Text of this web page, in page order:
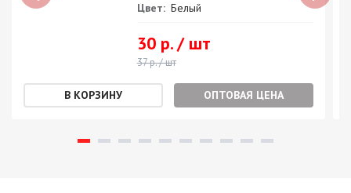
Цвет: Белый
30 р. / шт
37 р. / шт
ОПТОВАЯ ЦЕНА